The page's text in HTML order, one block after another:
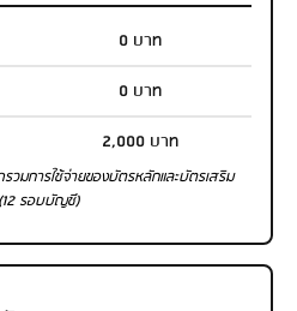
0 บาท
0 บาท
2,000 บาท
วมการใช้จ่ายของบัตรหลักและบัตรเสริม
รอบบัญชี)